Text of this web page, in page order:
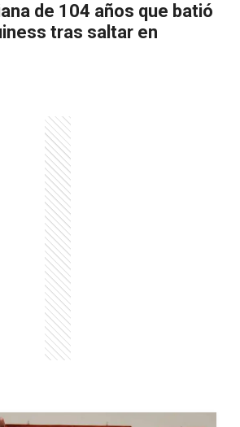
de 104 años que batió
tras saltar en